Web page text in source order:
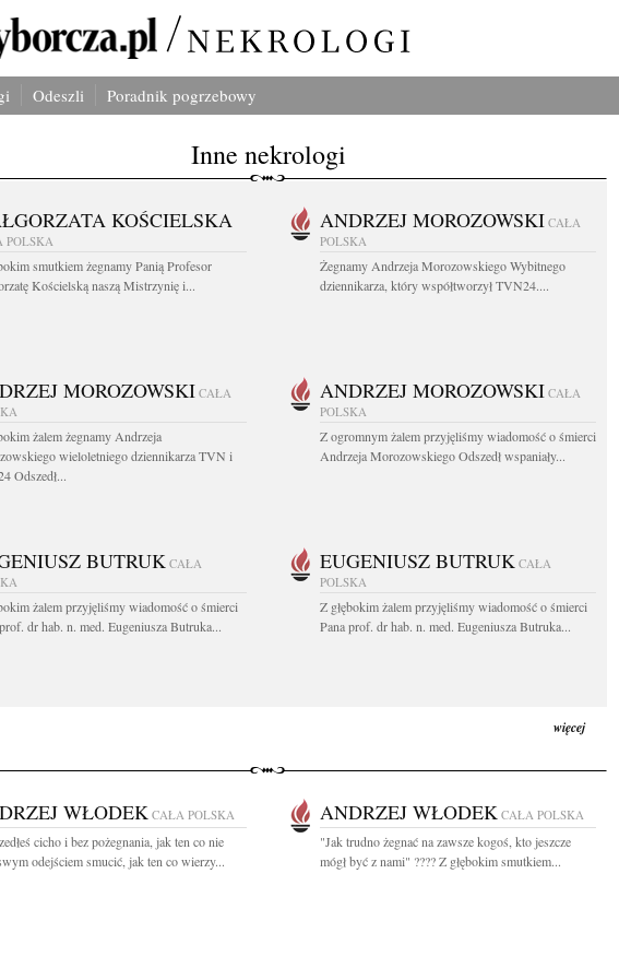
Odeszli Poradnik pogrzebowy
Inne nekrologi
KOŚCIELSKA
POLSKA
smutkiem żegnamy Panią Profesor
Kościelską naszą Mistrzynię i...
ANDRZEJ MOROZOWSKI CAŁA
POLSKA
Żegnamy Andrzeja Morozowskiego Wybitnego
dziennikarza, który współtworzył TVN24....
MOROZOWSKI CAŁA
żalem żegnamy Andrzeja
wieloletniego dziennikarza TVN i
Odszedł...
ANDRZEJ MOROZOWSKI CAŁA
POLSKA
Z ogromnym żalem przyjęliśmy wiadomość o śmierci
Andrzeja Morozowskiego Odszedł wspaniały...
BUTRUK CAŁA
żalem przyjęliśmy wiadomość o śmierci
dr hab. n. med. Eugeniusza Butruka...
EUGENIUSZ BUTRUK CAŁA
POLSKA
Z głębokim żalem przyjęliśmy wiadomość o śmierci
Pana prof. dr hab. n. med. Eugeniusza Butruka...
więcej
WŁODEKCAŁA POLSKA
cicho i bez pożegnania, jak ten co nie
odejściem smucić, jak ten co wierzy...
ANDRZEJ WŁODEK CAŁA POLSKA
"Jak trudno żegnać na zawsze kogoś, kto jeszcze
mógł być z nami" ???? Z głębokim smutkiem...